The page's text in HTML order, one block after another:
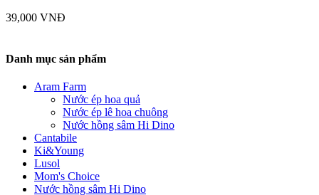
39,000 VNĐ
Danh mục sản phẩm
Aram Farm
Nước ép hoa quả
Nước ép lê hoa chuông
Nước hồng sâm Hi Dino
Cantabile
Ki&Young
Lusol
Mom's Choice
Nước hồng sâm Hi Dino